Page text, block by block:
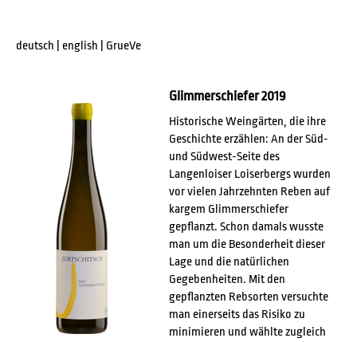
deutsch english GrueVe
Glimmerschiefer 2019
Historische Weingärten, die ihre
Geschichte erzählen: An der Süd-
und Südwest-Seite des
Langenloiser Loiserbergs wurden
vor vielen Jahrzehnten Reben auf
kargem Glimmerschiefer
gepflanzt. Schon damals wusste
man um die Besonderheit dieser
Lage und die natürlichen
Gegebenheiten. Mit den
gepflanzten Rebsorten versuchte
man einerseits das Risiko zu
minimieren und wählte zugleich